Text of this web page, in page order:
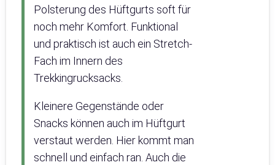
Polsterung des Hüftgurts soft für
noch mehr Komfort. Funktional
und praktisch ist auch ein Stretch-
Fach im Innern des
Trekkingrucksacks.
Kleinere Gegenstände oder
Snacks können auch im Hüftgurt
verstaut werden. Hier kommt man
schnell und einfach ran. Auch die